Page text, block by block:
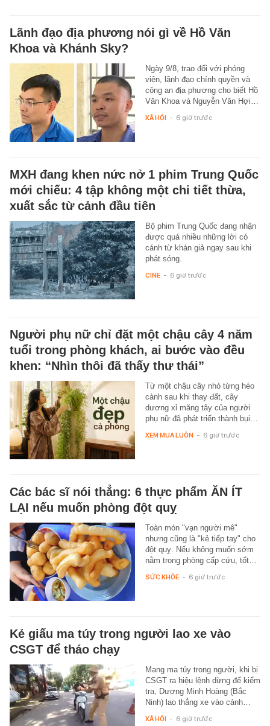
Lãnh đạo địa phương nói gì về Hồ Văn
Khoa và Khánh Sky?
Ngày 9/8, trao đổi với phóng
viên, lãnh đạo chính quyền và
công an địa phương cho biết Hồ
Văn Khoa và Nguyễn Văn Hợi…
XÃ HỘI - 6 giờ trước
MXH đang khen nức nở 1 phim Trung Quốc
mới chiếu: 4 tập không một chi tiết thừa,
xuất sắc từ cảnh đầu tiên
Bộ phim Trung Quốc đang nhận
được quá nhiều những lời có
cánh từ khán giả ngay sau khi
phát sóng.
CINE - 6 giờ trước
Người phụ nữ chỉ đặt một chậu cây 4 năm
tuổi trong phòng khách, ai bước vào đều
khen: “Nhìn thôi đã thấy thư thái”
Từ một chậu cây nhỏ từng héo
cành sau khi thay đất, cây
dương xỉ măng tây của người
phụ nữ đã phát triển thành bụi…
XEM MUA LUÔN - 6 giờ trước
Các bác sĩ nói thẳng: 6 thực phẩm ĂN ÍT
LẠI nếu muốn phòng đột quỵ
Toàn món "vạn người mê"
nhưng cũng là "kẻ tiếp tay" cho
đột quỵ. Nếu không muốn sớm
nằm trong phòng cấp cứu, tốt…
SỨC KHỎE - 6 giờ trước
Kẻ giấu ma túy trong người lao xe vào
CSGT để tháo chạy
Mang ma túy trong người, khi bị
CSGT ra hiệu lệnh dừng để kiểm
tra, Dương Minh Hoàng (Bắc
Ninh) lao thẳng xe vào cảnh…
XÃ HỘI - 6 giờ trước